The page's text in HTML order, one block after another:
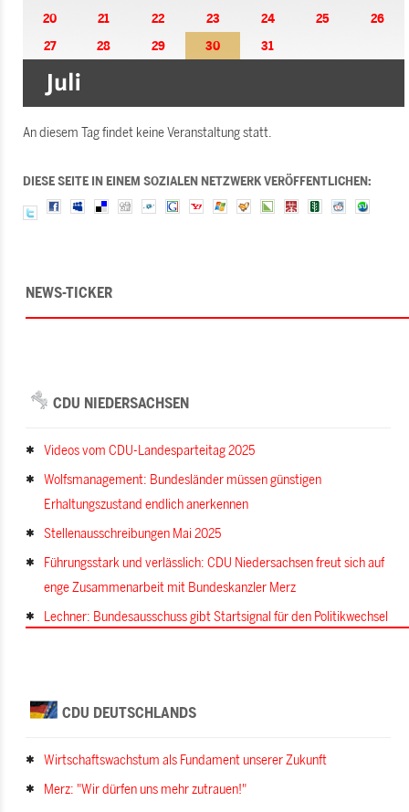
20
21 22 23 24 25
26
27
28 29 30 31
An diesem Tag findet keine Veranstaltung statt.
DIESE SEITE IN EINEM SOZIALEN NETZWERK VERÖFFENTLICHEN:
NEWS-TICKER
CDU NIEDERSACHSEN
Videos vom CDU-Landesparteitag 2025
Wolfsmanagement: Bundesländer müssen günstigen
Erhaltungszustand endlich anerkennen
Stellenausschreibungen Mai 2025
Führungsstark und verlässlich: CDU Niedersachsen freut sich auf
enge Zusammenarbeit mit Bundeskanzler Merz
Lechner: Bundesausschuss gibt Startsignal für den Politikwechsel
CDU DEUTSCHLANDS
Wirtschaftswachstum als Fundament unserer Zukunft
Merz: "Wir dürfen uns mehr zutrauen!"